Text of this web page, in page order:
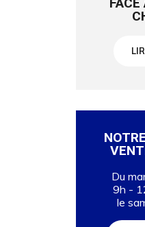
Du
9h -
le